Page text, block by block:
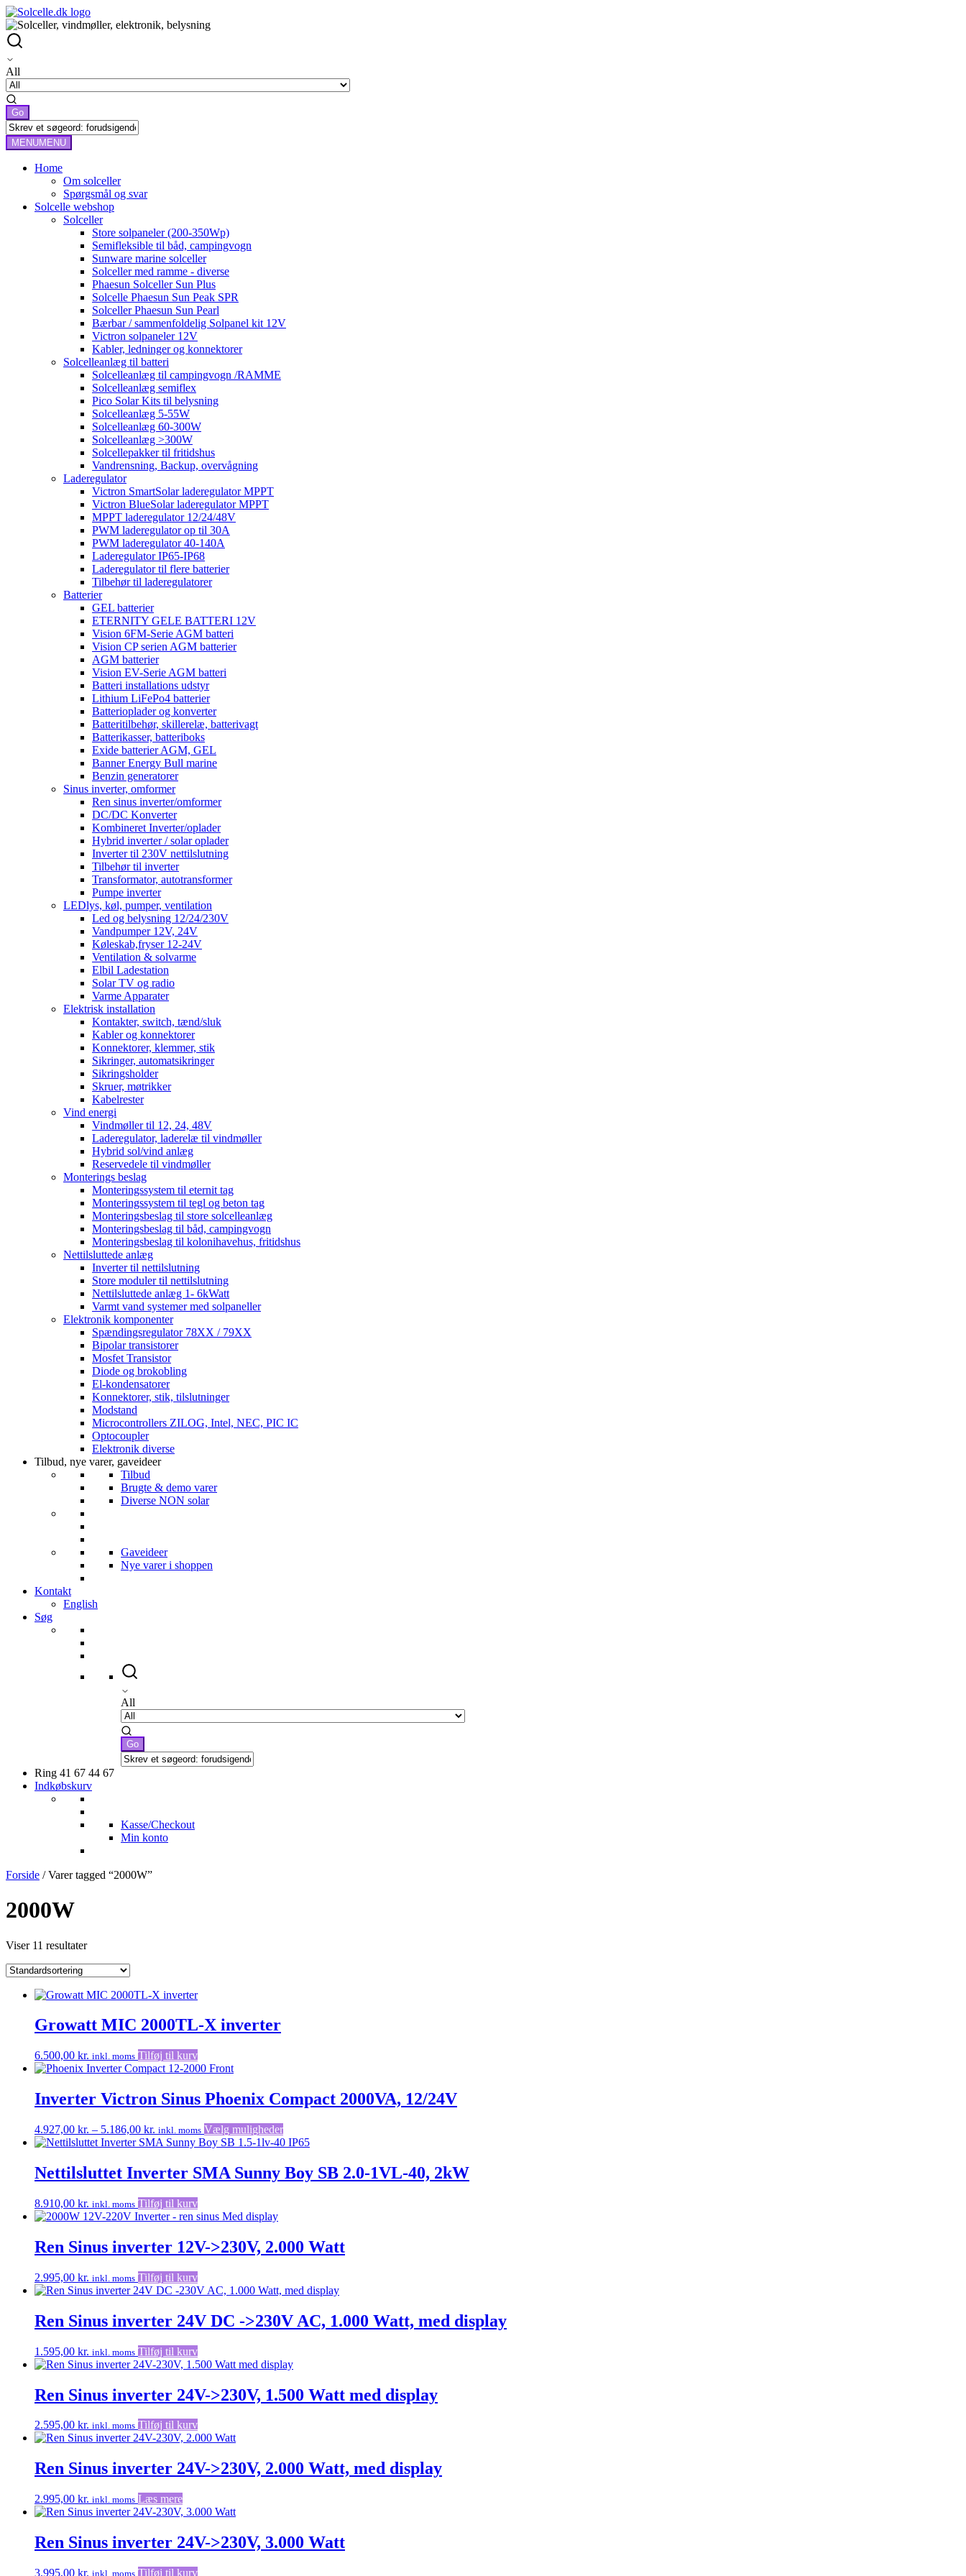
All
MENUMENU
Home
Om solceller
Spørgsmål og svar
Solcelle webshop
Solceller
Store solpaneler (200-350Wp)
Semifleksible til båd, campingvogn
Sunware marine solceller
Solceller med ramme - diverse
Phaesun Solceller Sun Plus
Solcelle Phaesun Sun Peak SPR
Solceller Phaesun Sun Pearl
Bærbar / sammenfoldelig Solpanel kit 12V
Victron solpaneler 12V
Kabler, ledninger og konnektorer
Solcelleanlæg til batteri
Solcelleanlæg til campingvogn /RAMME
Solcelleanlæg semiflex
Pico Solar Kits til belysning
Solcelleanlæg 5-55W
Solcelleanlæg 60-300W
Solcelleanlæg >300W
Solcellepakker til fritidshus
Vandrensning, Backup, overvågning
Laderegulator
Victron SmartSolar laderegulator MPPT
Victron BlueSolar laderegulator MPPT
MPPT laderegulator 12/24/48V
PWM laderegulator op til 30A
PWM laderegulator 40-140A
Laderegulator IP65-IP68
Laderegulator til flere batterier
Tilbehør til laderegulatorer
Batterier
GEL batterier
ETERNITY GELE BATTERI 12V
Vision 6FM-Serie AGM batteri
Vision CP serien AGM batterier
AGM batterier
Vision EV-Serie AGM batteri
Batteri installations udstyr
Lithium LiFePo4 batterier
Batterioplader og konverter
Batteritilbehør, skillerelæ, batterivagt
Batterikasser, batteriboks
Exide batterier AGM, GEL
Banner Energy Bull marine
Benzin generatorer
Sinus inverter, omformer
Ren sinus inverter/omformer
DC/DC Konverter
Kombineret Inverter/oplader
Hybrid inverter / solar oplader
Inverter til 230V nettilslutning
Tilbehør til inverter
Transformator, autotransformer
Pumpe inverter
LEDlys, køl, pumper, ventilation
Led og belysning 12/24/230V
Vandpumper 12V, 24V
Køleskab,fryser 12-24V
Ventilation & solvarme
Elbil Ladestation
Solar TV og radio
Varme Apparater
Elektrisk installation
Kontakter, switch, tænd/sluk
Kabler og konnektorer
Konnektorer, klemmer, stik
Sikringer, automatsikringer
Sikringsholder
Skruer, møtrikker
Kabelrester
Vind energi
Vindmøller til 12, 24, 48V
Laderegulator, laderelæ til vindmøller
Hybrid sol/vind anlæg
Reservedele til vindmøller
Monterings beslag
Monteringssystem til eternit tag
Monteringssystem til tegl og beton tag
Monteringsbeslag til store solcelleanlæg
Monteringsbeslag til båd, campingvogn
Monteringsbeslag til kolonihavehus, fritidshus
Nettilsluttede anlæg
Inverter til nettilslutning
Store moduler til nettilslutning
Nettilsluttede anlæg 1- 6kWatt
Varmt vand systemer med solpaneller
Elektronik komponenter
Spændingsregulator 78XX / 79XX
Bipolar transistorer
Mosfet Transistor
Diode og brokobling
El-kondensatorer
Konnektorer, stik, tilslutninger
Modstand
Microcontrollers ZILOG, Intel, NEC, PIC IC
Optocoupler
Elektronik diverse
Tilbud, nye varer, gaveideer
Tilbud
Brugte & demo varer
Diverse NON solar
Gaveideer
Nye varer i shoppen
Kontakt
English
Søg
All
Ring 41 67 44 67
Indkøbskurv
Kasse/Checkout
Min konto
Forside / Varer tagged “2000W”
2000W
Viser 11 resultater
Growatt MIC 2000TL-X inverter
6.500,00 kr. inkl. moms Tilføj til kurv
Inverter Victron Sinus Phoenix Compact 2000VA, 12/24V
4.927,00 kr. – 5.186,00 kr. Prisinterval:
4.927,00 kr.
5.186,00 kr.
inkl. moms Vælg mulighederDette
vare
flere
varianter.
varesiden
Nettilsluttet Inverter SMA Sunny Boy SB 2.0-1VL-40, 2kW
8.910,00 kr. inkl. moms Tilføj til kurv
Ren Sinus inverter 12V->230V, 2.000 Watt
2.995,00 kr. inkl. moms Tilføj til kurv
Ren Sinus inverter 24V DC ->230V AC, 1.000 Watt, med display
1.595,00 kr. inkl. moms Tilføj til kurv
Ren Sinus inverter 24V->230V, 1.500 Watt med display
2.595,00 kr. inkl. moms Tilføj til kurv
Ren Sinus inverter 24V->230V, 2.000 Watt, med display
2.995,00 kr. inkl. moms Læs mere
Ren Sinus inverter 24V->230V, 3.000 Watt
3.995,00 kr. inkl. moms Tilføj til kurv